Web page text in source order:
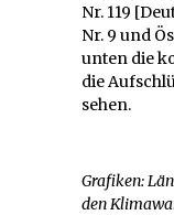
Nr. 119
Nr. 9 und
unten die
die
sehen.
Grafiken:
den